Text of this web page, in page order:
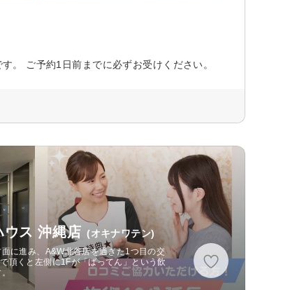
。 ご予約1日前までに必ずお受けください。
ウス 沖縄店 (オキナワテン)
に進み、A&W北谷店を過ぎた1つ目の交
頂くと左側に1Fが「ばってん」という飲
。